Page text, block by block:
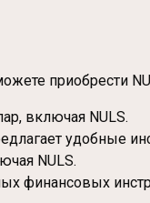
приобрести
включая NULS.
удобные
NULS.
финансовых